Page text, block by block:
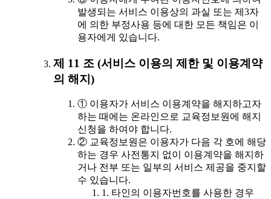
발생되는 서비스 이용상의 과실 또는 제3자
에 의한 부정사용 등에 대한 모든 책임은 이
용자에게 있습니다.
제 11 조 (서비스 이용의 제한 및 이용계약
의 해지)
① 이용자가 서비스 이용계약을 해지하고자
하는 때에는 온라인으로 교육정보원에 해지
신청을 하여야 합니다.
② 교육정보원은 이용자가 다음 각 호에 해당
하는 경우 사전통지 없이 이용계약을 해지하
거나 전부 또는 일부의 서비스 제공을 중지할
수 있습니다.
1. 타인의 이용자번호를 사용한 경우